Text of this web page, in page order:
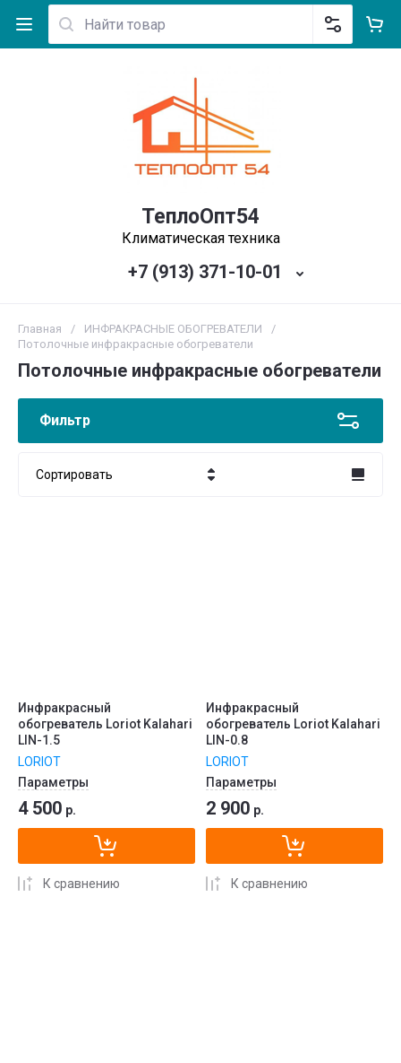
ТеплоОпт54
Климатическая техника
+7 (913) 371-10-01
Главная / ИНФРАКРАСНЫЕ ОБОГРЕВАТЕЛИ
/
Потолочные инфракрасные обогреватели
Потолочные инфракрасные обогреватели
Фильтр
Сортировать
Инфракрасный
обогреватель Loriot Kalahari
LIN-1.5
LORIOT
Параметры
4 500 р.
К сравнению
Инфракрасный
обогреватель Loriot Kalahari
LIN-0.8
LORIOT
Параметры
2 900 р.
К сравнению